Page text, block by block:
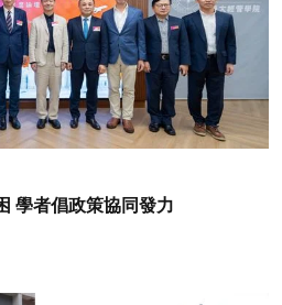
學者倡政策協同發力